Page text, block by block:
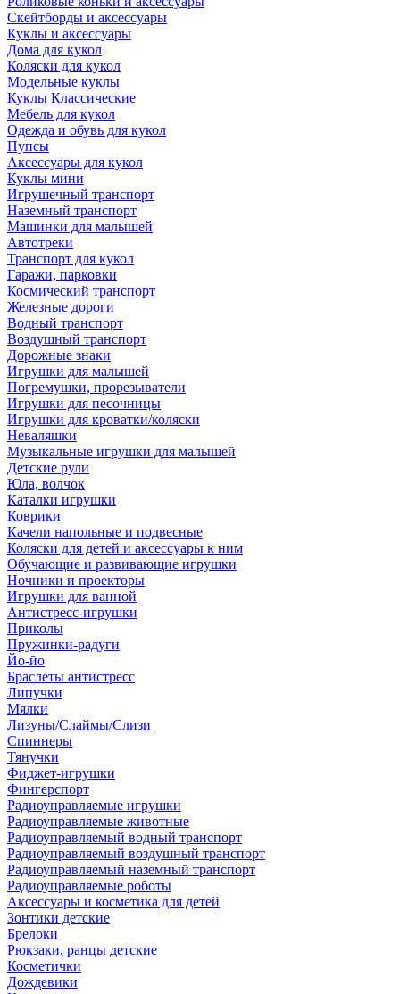
Скейтборды и аксессуары
Куклы и аксессуары
Дома для кукол
Коляски для кукол
Модельные куклы
Куклы Классические
Мебель для кукол
Одежда и обувь для кукол
Пупсы
Аксессуары для кукол
Куклы мини
Игрушечный транспорт
Наземный транспорт
Машинки для малышей
Автотреки
Транспорт для кукол
Гаражи, парковки
Космический транспорт
Железные дороги
Водный транспорт
Воздушный транспорт
Дорожные знаки
Игрушки для малышей
Погремушки, прорезыватели
Игрушки для песочницы
Игрушки для кроватки/коляски
Неваляшки
Музыкальные игрушки для малышей
Детские рули
Юла, волчок
Каталки игрушки
Коврики
Качели напольные и подвесные
Коляски для детей и аксессуары к ним
Обучающие и развивающие игрушки
Ночники и проекторы
Игрушки для ванной
Антистресс-игрушки
Приколы
Пружинки-радуги
Йо-йо
Браслеты антистресс
Липучки
Мялки
Лизуны/Слаймы/Слизи
Спиннеры
Тянучки
Фиджет-игрушки
Фингерспорт
Радиоуправляемые игрушки
Радиоуправляемые животные
Радиоуправляемый водный транспорт
Радиоуправляемый воздушный транспорт
Радиоуправляемый наземный транспорт
Радиоуправляемые роботы
Аксессуары и косметика для детей
Зонтики детские
Брелоки
Рюкзаки, ранцы детские
Косметички
Дождевики